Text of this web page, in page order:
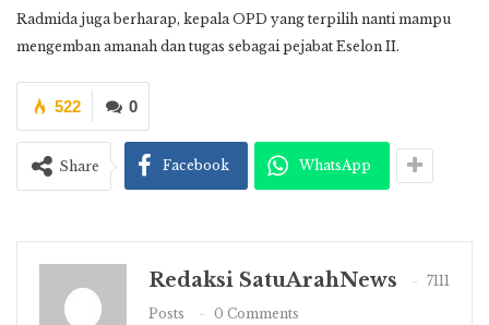
Radmida juga berharap, kepala OPD yang terpilih nanti mampu
mengemban amanah dan tugas sebagai pejabat Eselon II.
0
522
Share Facebook WhatsApp
Redaksi SatuArahNews
7111
Posts
0 Comments